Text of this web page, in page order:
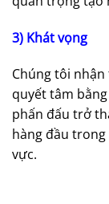
3) Khát vọng
Chúng tôi
quyết tâm
phấn đấu trở
hàng đầu
vực.